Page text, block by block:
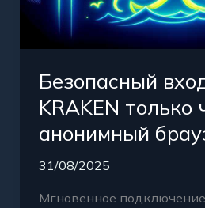
Безопасный
KRAKEN только
анонимный
31/08/2025
Мгновенное